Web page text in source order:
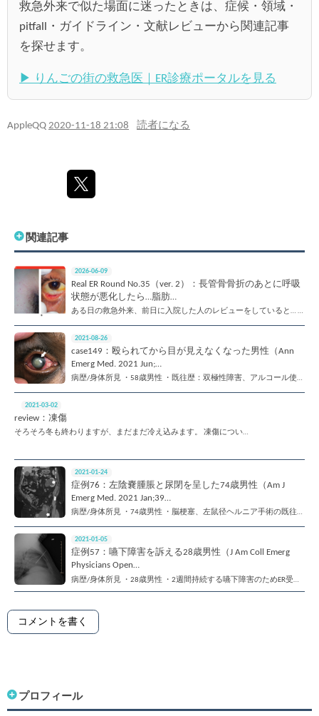
救急外来で似た場面に迷ったときは、症候・領域・
pitfall・ガイドライン・文献レビューから関連記事
を探せます。
▶ りんごの街の救急医｜ER診療ポータルを見る
AppleQQ 2020-11-18 21:08 読者になる
関連記事
2026-06-09
Real ER Round No.35（ver. 2）：長管骨骨折のあとに呼吸
状態が悪化したら…脂肪…
ある日の救急外来、前日に入院した人のレビューをしていると… …
2021-08-26
case149：殴られてから目が見えなくなった男性（Ann
Emerg Med. 2021 Jun;…
病歴/身体所見 ・58歳男性 ・既往歴：双極性障害、アルコール使…
2021-03-02
review：凍傷
そろそろ冬も終わりますが、まだまだ冷え込みます。 凍傷につい…
2021-01-24
症例76：左陰嚢腫脹と尿閉を呈した74歳男性（Am J
Emerg Med. 2021 Jan;39…
病歴/身体所見 ・74歳男性 ・脳梗塞、左鼠径ヘルニア手術の既往…
2021-01-05
症例57：嚥下障害を訴える28歳男性（J Am Coll Emerg
Physicians Open…
病歴/身体所見 ・28歳男性 ・2週間持続する嚥下障害のためER受…
コメントを書く
プロフィール